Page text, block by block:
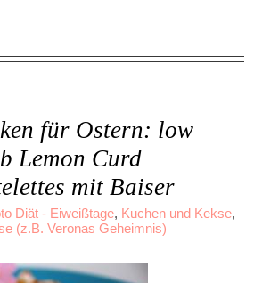
für Ostern: low
Lemon Curd
mit Baiser
Diät - Eiweißtage, Kuchen und Kekse,
(z.B. Veronas Geheimnis)